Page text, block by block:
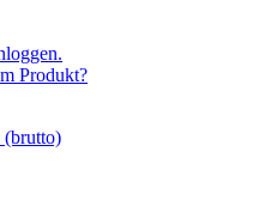
Produkt?
(brutto)